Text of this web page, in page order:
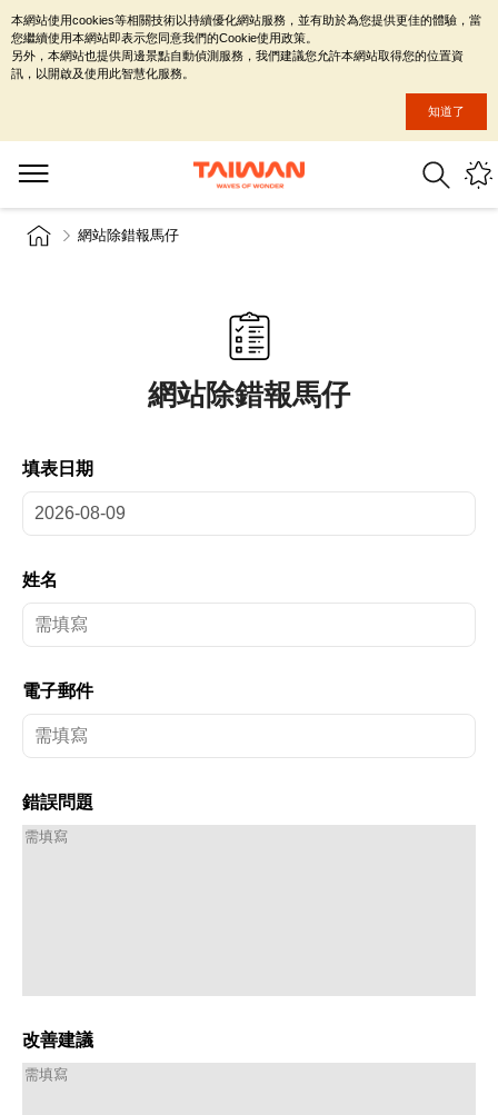
網站除錯報馬仔
網站除錯報馬仔
填表日期
姓名
電子郵件
錯誤問題
改善建議
本網站使用cookies等相關技術以持續優化網站服務，並有助於為您提供更佳的體驗，當
您繼續使用本網站即表示您同意我們的Cookie使用政策。
另外，本網站也提供周邊景點自動偵測服務，我們建議您允許本網站取得您的位置資
訊，以開啟及使用此智慧化服務。
知道了